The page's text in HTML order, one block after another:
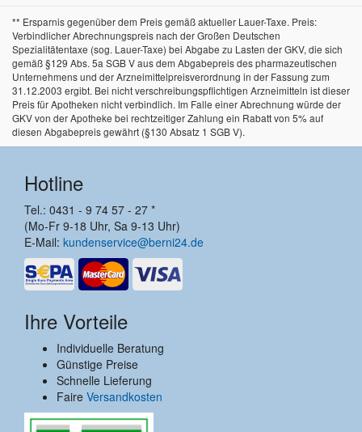
** Ersparnis gegenüber dem Preis gemäß aktueller Lauer-Taxe. Preis:
Verbindlicher Abrechnungspreis nach der Großen Deutschen
Spezialitätentaxe (sog. Lauer-Taxe) bei Abgabe zu Lasten der GKV, die sich
gemäß §129 Abs. 5a SGB V aus dem Abgabepreis des pharmazeutischen
Unternehmens und der Arzneimittelpreisverordnung in der Fassung zum
31.12.2003 ergibt. Bei nicht verschreibungspflichtigen Arzneimitteln ist dieser
Preis für Apotheken nicht verbindlich. Im Falle einer Abrechnung würde der
GKV von der Apotheke bei rechtzeitiger Zahlung ein Rabatt von 5% auf
diesen Abgabepreis gewährt (§130 Absatz 1 SGB V).
Hotline
Tel.: 0431 - 9 74 57 - 27 *
(Mo-Fr 9-18 Uhr, Sa 9-13 Uhr)
E-Mail: kundenservice@berni24.de
Ihre Vorteile
Individuelle Beratung
Günstige Preise
Schnelle Lieferung
Faire Versandkosten